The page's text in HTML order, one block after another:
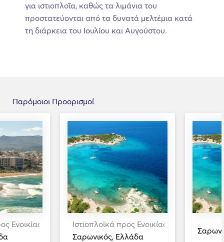
για ιστιοπλοΐα, καθώς τα λιμάνια του
προστατεύονται από τα δυνατά μελτέμια κατά
τη διάρκεια του Ιουλίου και Αυγούστου.
Παρόμοιοι Προορισμοί
Ενοικίαση
Ιστιοπλοϊκά προς Ενοικίαση
Σαρωνικός, Ελλάδα